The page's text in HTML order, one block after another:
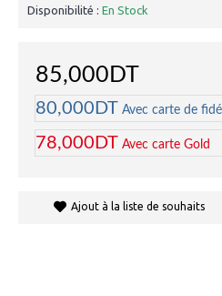
Disponibilité : En Stock
85,000DT
80,000DT Avec carte de
78,000DT Avec carte Gold
Ajout à la liste de souhaits